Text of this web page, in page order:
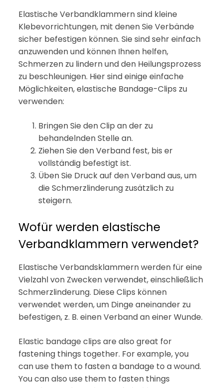
Elastische Verbandklammern sind kleine
Klebevorrichtungen, mit denen Sie Verbände
sicher befestigen können. Sie sind sehr einfach
anzuwenden und können Ihnen helfen,
Schmerzen zu lindern und den Heilungsprozess
zu beschleunigen. Hier sind einige einfache
Möglichkeiten, elastische Bandage-Clips zu
verwenden:
Bringen Sie den Clip an der zu
behandelnden Stelle an.
Ziehen Sie den Verband fest, bis er
vollständig befestigt ist.
Üben Sie Druck auf den Verband aus, um
die Schmerzlinderung zusätzlich zu
steigern.
Wofür werden elastische
Verbandklammern verwendet?
Elastische Verbandsklammern werden für eine
Vielzahl von Zwecken verwendet, einschließlich
Schmerzlinderung. Diese Clips können
verwendet werden, um Dinge aneinander zu
befestigen, z. B. einen Verband an einer Wunde.
Elastic bandage clips are also great for
fastening things together. For example, you
can use them to fasten a bandage to a wound.
You can also use them to fasten things